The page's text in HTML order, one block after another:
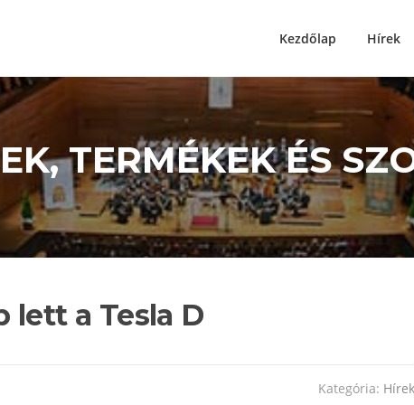
Kezdőlap Hírek
TERMÉKEK ÉS
lett a Tesla D
Kategória: Hírek